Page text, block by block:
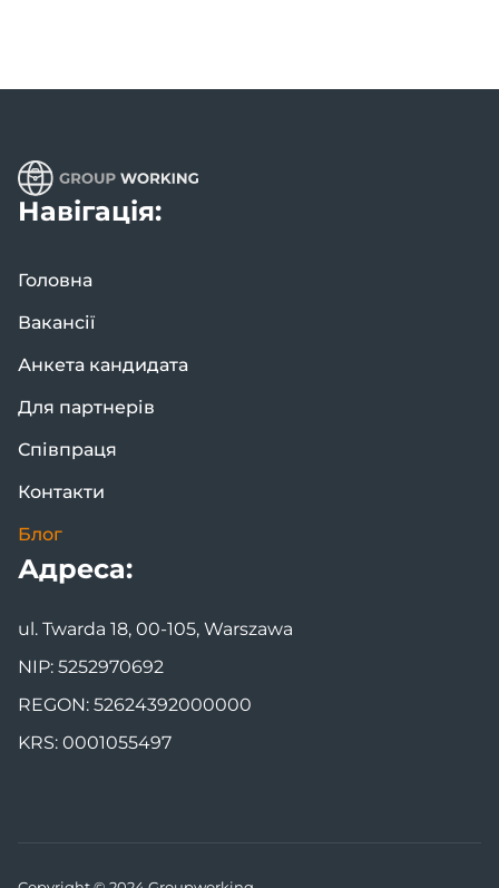
Навігація:
Головна
Вакансії
Анкета кандидата
Для партнерів
Співпраця
Контакти
Блог
Адреса:
ul. Twarda 18, 00-105, Warszawa
NIP: 5252970692
REGON: 52624392000000
KRS: 0001055497